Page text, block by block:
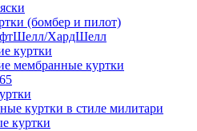
(бомбер и пилот)
ХардШелл
куртки
мембранные куртки
куртки в стиле милитари
куртки